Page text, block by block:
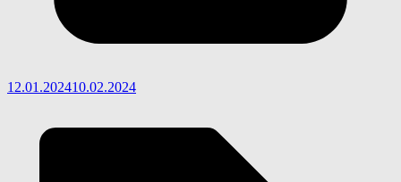
12.01.202410.02.2024